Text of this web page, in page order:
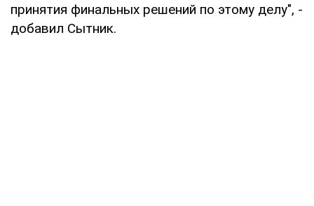
принятия финальных решений по этому делу", -
добавил Сытник.